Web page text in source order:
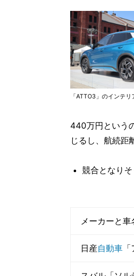
「ATTO3」のインテ
440万円という
じるし、航続距
競合となり
メーカーと車
日産自動車